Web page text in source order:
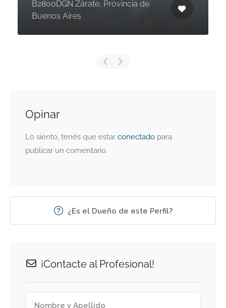
B2800DGN Zárate, Provincia de
Buenos Aires
Opinar
Lo siento, tenés que estar conectado para
publicar un comentario.
¿Es el Dueño de este Perfil?
¡Contacte al Profesional!